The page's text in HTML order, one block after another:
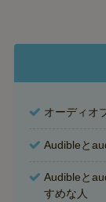
オーディオ
Audibleと
Audibleと
すめな人